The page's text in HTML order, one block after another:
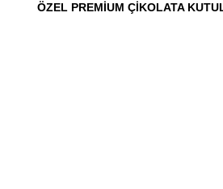
ÖZEL PREMIUM ÇIKOLATA